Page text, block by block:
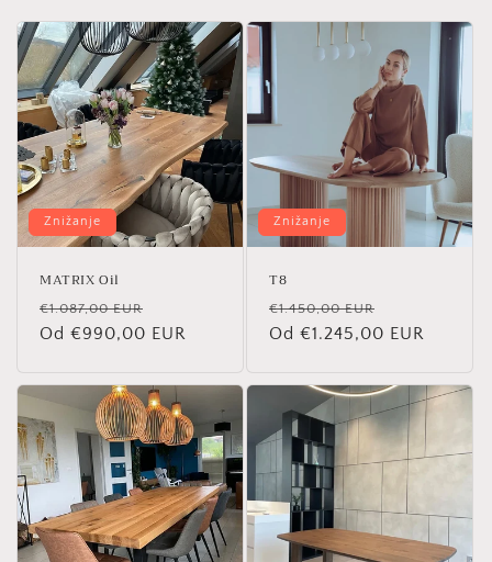
Znižanje
MATRIX Oil
Redna
cena
€1.087,00 EUR
cena
Od €990,00 EUR
Znižanje
T8
Redna
cena
€1.450,00 EUR
cena
Od €1.245,00 EUR